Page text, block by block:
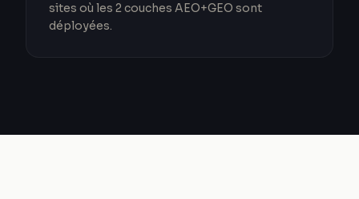
sites où les 2 couches AEO+GEO sont
déployées.